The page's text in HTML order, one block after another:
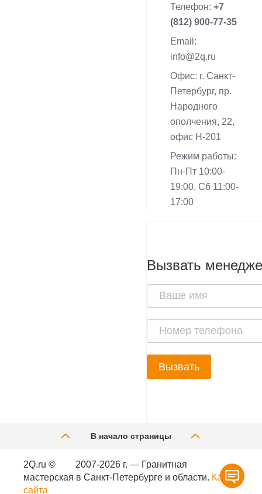
Телефон: +7
(812) 900-77-35
Email:
info@2q.ru
Офис: г. Санкт-
Петербург, пр.
Народного
ополчения, 22,
офис Н-201
Режим работы:
Пн-Пт 10:00-
19:00, Сб 11:00-
17:00
Вызвать
Вызвать
В начало страницы
2Q.ru ©
2007-2026 г. — Гранитная
мастерская в Санкт-Петербурге и области. Карта
сайта